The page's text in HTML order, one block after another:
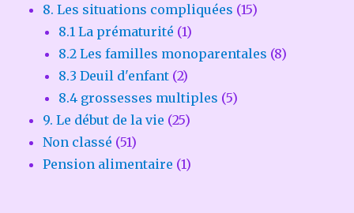
8. Les situations compliquées (15)
8.1 La prématurité (1)
8.2 Les familles monoparentales (8)
8.3 Deuil d'enfant (2)
8.4 grossesses multiples (5)
9. Le début de la vie (25)
Non classé (51)
Pension alimentaire (1)